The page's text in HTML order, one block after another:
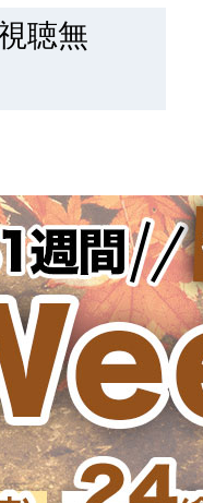
お部屋
聴無